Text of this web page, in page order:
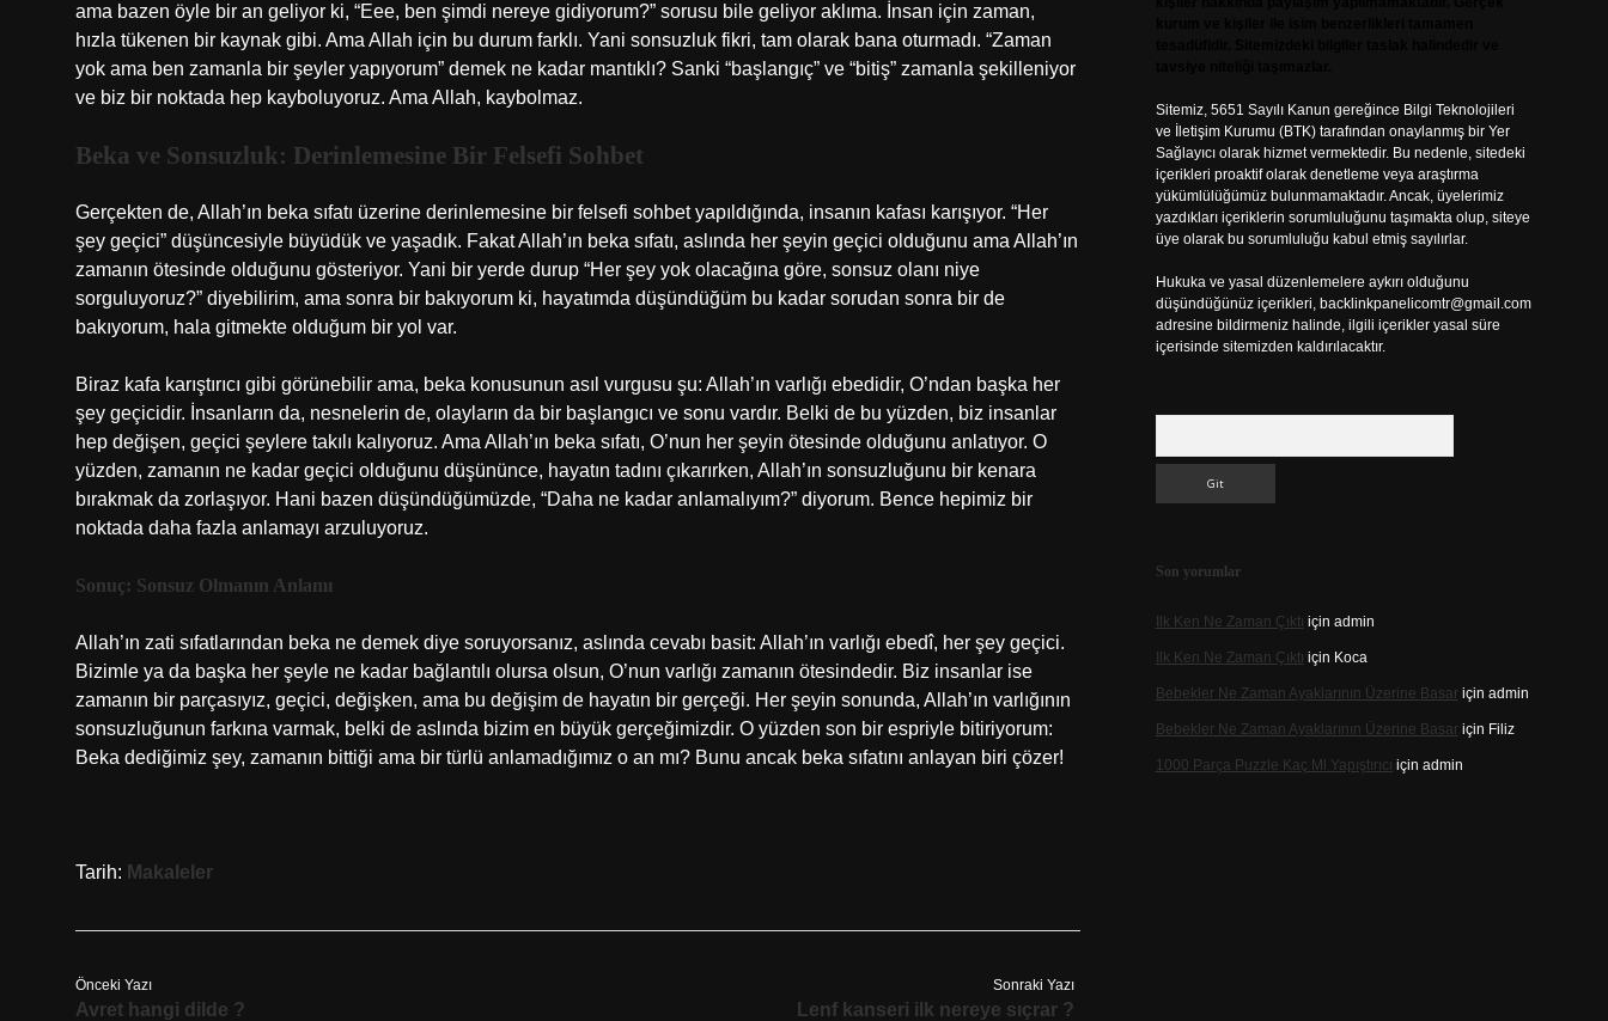
ama bazen öyle bir an geliyor ki, “Eee, ben şimdi nereye gidiyorum?” sorusu bile geliyor aklıma. İnsan için zaman,
hızla tükenen bir kaynak gibi. Ama Allah için bu durum farklı. Yani sonsuzluk fikri, tam olarak bana oturmadı. “Zaman
yok ama ben zamanla bir şeyler yapıyorum” demek ne kadar mantıklı? Sanki “başlangıç” ve “bitiş” zamanla şekilleniyor
ve biz bir noktada hep kayboluyoruz. Ama Allah, kaybolmaz.
Beka ve Sonsuzluk: Derinlemesine Bir Felsefi Sohbet
Gerçekten de, Allah’ın beka sıfatı üzerine derinlemesine bir felsefi sohbet yapıldığında, insanın kafası karışıyor. “Her
şey geçici” düşüncesiyle büyüdük ve yaşadık. Fakat Allah’ın beka sıfatı, aslında her şeyin geçici olduğunu ama Allah’ın
zamanın ötesinde olduğunu gösteriyor. Yani bir yerde durup “Her şey yok olacağına göre, sonsuz olanı niye
sorguluyoruz?” diyebilirim, ama sonra bir bakıyorum ki, hayatımda düşündüğüm bu kadar sorudan sonra bir de
bakıyorum, hala gitmekte olduğum bir yol var.
Biraz kafa karıştırıcı gibi görünebilir ama, beka konusunun asıl vurgusu şu: Allah’ın varlığı ebedidir, O’ndan başka her
şey geçicidir. İnsanların da, nesnelerin de, olayların da bir başlangıcı ve sonu vardır. Belki de bu yüzden, biz insanlar
hep değişen, geçici şeylere takılı kalıyoruz. Ama Allah’ın beka sıfatı, O’nun her şeyin ötesinde olduğunu anlatıyor. O
yüzden, zamanın ne kadar geçici olduğunu düşününce, hayatın tadını çıkarırken, Allah’ın sonsuzluğunu bir kenara
bırakmak da zorlaşıyor. Hani bazen düşündüğümüzde, “Daha ne kadar anlamalıyım?” diyorum. Bence hepimiz bir
noktada daha fazla anlamayı arzuluyoruz.
Sonuç: Sonsuz Olmanın Anlamı
Allah’ın zati sıfatlarından beka ne demek diye soruyorsanız, aslında cevabı basit: Allah’ın varlığı ebedî, her şey geçici.
Bizimle ya da başka her şeyle ne kadar bağlantılı olursa olsun, O’nun varlığı zamanın ötesindedir. Biz insanlar ise
zamanın bir parçasıyız, geçici, değişken, ama bu değişim de hayatın bir gerçeği. Her şeyin sonunda, Allah’ın varlığının
sonsuzluğunun farkına varmak, belki de aslında bizim en büyük gerçeğimizdir. O yüzden son bir espriyle bitiriyorum:
Beka dediğimiz şey, zamanın bittiği ama bir türlü anlamadığımız o an mı? Bunu ancak beka sıfatını anlayan biri çözer!
Tarih: Makaleler
Önceki Yazı
Avret hangi dilde ?
Sonraki Yazı
Lenf kanseri ilk nereye sıçrar ?
Sitemiz, 5651 Sayılı Kanun gereğince Bilgi Teknolojileri
ve İletişim Kurumu (BTK) tarafından onaylanmış bir Yer
Sağlayıcı olarak hizmet vermektedir. Bu nedenle, sitedeki
içerikleri proaktif olarak denetleme veya araştırma
yükümlülüğümüz bulunmamaktadır. Ancak, üyelerimiz
yazdıkları içeriklerin sorumluluğunu taşımakta olup, siteye
üye olarak bu sorumluluğu kabul etmiş sayılırlar.
Hukuka ve yasal düzenlemelere aykırı olduğunu
düşündüğünüz içerikleri, backlinkpanelicomtr@gmail.com
adresine bildirmeniz halinde, ilgili içerikler yasal süre
içerisinde sitemizden kaldırılacaktır.
Son yorumlar
Ilk Ken Ne Zaman Çıktı için admin
Ilk Ken Ne Zaman Çıktı için Koca
Bebekler Ne Zaman Ayaklarının Üzerine Basariçin admin
Bebekler Ne Zaman Ayaklarının Üzerine Basariçin Filiz
1000 Parça Puzzle Kaç Ml Yapıştırıcı için admin